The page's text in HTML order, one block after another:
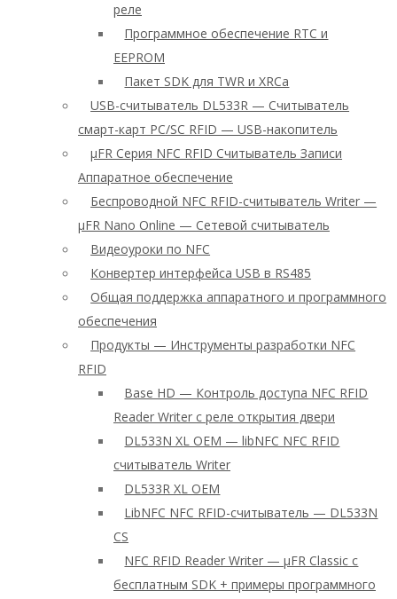
реле
Программное обеспечение RTC и
EEPROM
Пакет SDK для TWR и XRCa
USB-считыватель DL533R — Считыватель
смарт-карт PC/SC RFID — USB-накопитель
μFR Серия NFC RFID Считыватель Записи
Аппаратное обеспечение
Беспроводной NFC RFID-считыватель Writer —
μFR Nano Online — Сетевой считыватель
Видеоуроки по NFC
Конвертер интерфейса USB в RS485
Общая поддержка аппаратного и программного
обеспечения
Продукты — Инструменты разработки NFC
RFID
Base HD — Контроль доступа NFC RFID
Reader Writer с реле открытия двери
DL533N XL OEM — libNFC NFC RFID
считыватель Writer
DL533R XL OEM
LibNFC NFC RFID-считыватель — DL533N
CS
NFC RFID Reader Writer — μFR Classic с
бесплатным SDK + примеры программного